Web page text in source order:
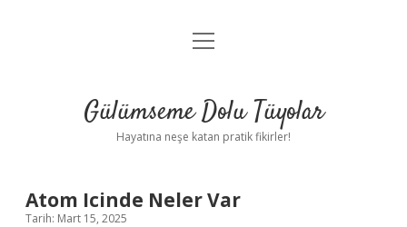
Anasayfa
Yasal Uyarı
menüyü
Gülümseme Dolu Tüyolar
Hayatına neşe katan pratik fikirler!
Atom Icinde Neler Var
Tarih: Mart 15, 2025